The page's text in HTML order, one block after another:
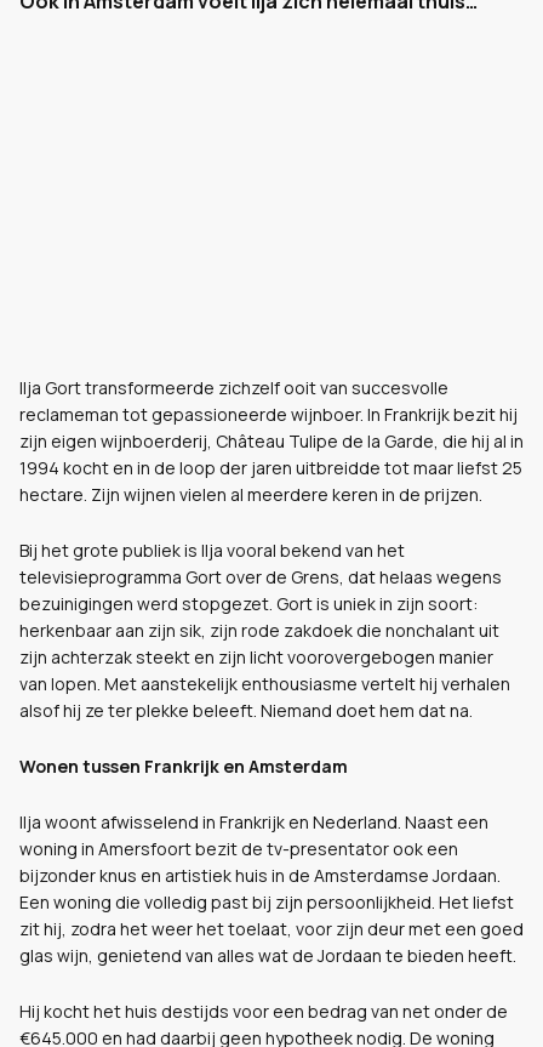
Ilja Gort transformeerde zichzelf ooit van succesvolle
reclameman tot gepassioneerde wijnboer. In Frankrijk bezit hij
zijn eigen wijnboerderij, Château Tulipe de la Garde, die hij al in
1994 kocht en in de loop der jaren uitbreidde tot maar liefst 25
hectare. Zijn wijnen vielen al meerdere keren in de prijzen.
Bij het grote publiek is Ilja vooral bekend van het
televisieprogramma Gort over de Grens, dat helaas wegens
bezuinigingen werd stopgezet. Gort is uniek in zijn soort:
herkenbaar aan zijn sik, zijn rode zakdoek die nonchalant uit
zijn achterzak steekt en zijn licht voorovergebogen manier
van lopen. Met aanstekelijk enthousiasme vertelt hij verhalen
alsof hij ze ter plekke beleeft. Niemand doet hem dat na.
Wonen tussen Frankrijk en Amsterdam
Ilja woont afwisselend in Frankrijk en Nederland. Naast een
woning in Amersfoort bezit de tv-presentator ook een
bijzonder knus en artistiek huis in de Amsterdamse Jordaan.
Een woning die volledig past bij zijn persoonlijkheid. Het liefst
zit hij, zodra het weer het toelaat, voor zijn deur met een goed
glas wijn, genietend van alles wat de Jordaan te bieden heeft.
Hij kocht het huis destijds voor een bedrag van net onder de
€645.000 en had daarbij geen hypotheek nodig. De woning